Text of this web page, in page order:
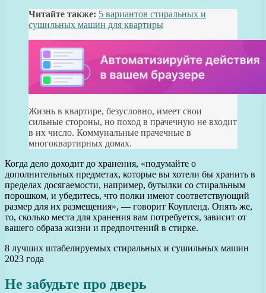
Читайте также: 5 вариантов стиральных и
сушильных машин для квартиры
Жизнь в квартире, безусловно, имеет свои
сильные стороны, но поход в прачечную не входит
в их число. Коммунальные прачечные в
многоквартирных домах.
Когда дело доходит до хранения, «подумайте о
дополнительных предметах, которые вы хотели бы хранить в
пределах досягаемости, например, бутылки со стиральным
порошком, и убедитесь, что полки имеют соответствующий
размер для их размещения», — говорит Коупленд. Опять же,
то, сколько места для хранения вам потребуется, зависит от
вашего образа жизни и предпочтений в стирке.
8 лучших штабелируемых стиральных и сушильных машин
2023 года
Не забудьте про дверь